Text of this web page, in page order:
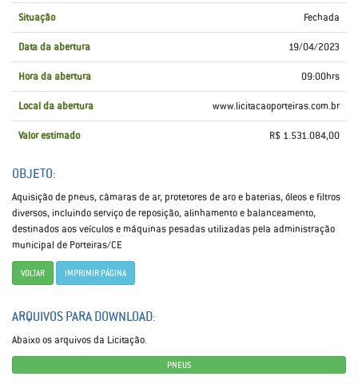
Situação Fechada
Data da abertura 19/04/2023
Hora da abertura 09:00hrs
Local da abertura www.licitacaoporteiras.com.br
Valor estimado R$ 1.531.084,00
OBJETO:
Aquisição de pneus, câmaras de ar, protetores de aro e baterias, óleos e filtros
diversos, incluindo serviço de reposição, alinhamento e balanceamento,
destinados aos veículos e máquinas pesadas utilizadas pela administração
municipal de Porteiras/CE
VOLTAR IMPRIMIR PÁGINA
ARQUIVOS PARA DOWNLOAD:
Abaixo os arquivos da Licitação.
PNEUS